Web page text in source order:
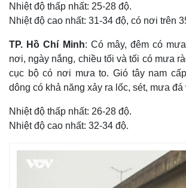
Nhiệt độ thấp nhất: 25-28 độ.
Nhiệt độ cao nhất: 31-34 độ, có nơi trên
TP. Hồ Chí Minh: Có mây, đêm có
nơi, ngày nắng, chiều tối và tối có mưa
cục bộ có nơi mưa to. Gió tây nam
dông có khả năng xảy ra lốc, sét, mưa đá
Nhiệt độ thấp nhất: 26-28 độ.
Nhiệt độ cao nhất: 32-34 độ.